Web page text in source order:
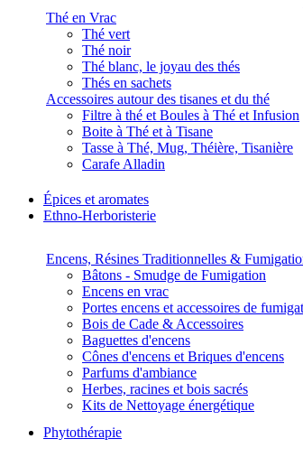
Thé en Vrac
Thé vert
Thé noir
Thé blanc, le joyau des thés
Thés en sachets
Accessoires autour des tisanes et du thé
Filtre à thé et Boules à Thé et Infusion
Boite à Thé et à Tisane
Tasse à Thé, Mug, Théière, Tisanière
Carafe Alladin
Épices et aromates
Ethno-Herboristerie
Encens, Résines Traditionnelles &
Bâtons - Smudge de Fumigation
Encens en vrac
Portes encens et accessoires de
Bois de Cade & Accessoires
Baguettes d'encens
Cônes d'encens et Briques d'encens
Parfums d'ambiance
Herbes, racines et bois sacrés
Kits de Nettoyage énergétique
Phytothérapie